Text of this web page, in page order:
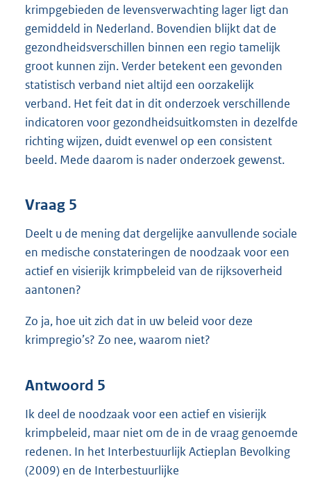
krimpgebieden de levensverwachting lager ligt dan
gemiddeld in Nederland. Bovendien blijkt dat de
gezondheidsverschillen binnen een regio tamelijk
groot kunnen zijn. Verder betekent een gevonden
statistisch verband niet altijd een oorzakelijk
verband. Het feit dat in dit onderzoek verschillende
indicatoren voor gezondheidsuitkomsten in dezelfde
richting wijzen, duidt evenwel op een consistent
beeld. Mede daarom is nader onderzoek gewenst.
Vraag 5
Deelt u de mening dat dergelijke aanvullende sociale
en medische constateringen de noodzaak voor een
actief en visierijk krimpbeleid van de rijksoverheid
aantonen?
Zo ja, hoe uit zich dat in uw beleid voor deze
krimpregio’s? Zo nee, waarom niet?
Antwoord 5
Ik deel de noodzaak voor een actief en visierijk
krimpbeleid, maar niet om de in de vraag genoemde
redenen. In het Interbestuurlijk Actieplan Bevolking
(2009) en de Interbestuurlijke